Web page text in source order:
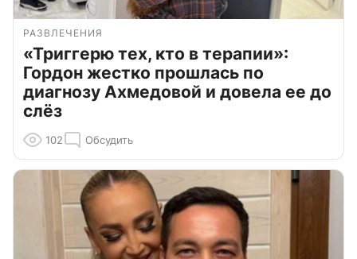
РАЗВЛЕЧЕНИЯ
«Триггерю тех, кто в терапии»:
Гордон жестко прошлась по
диагнозу Ахмедовой и довела ее до
слёз
102 Обсудить